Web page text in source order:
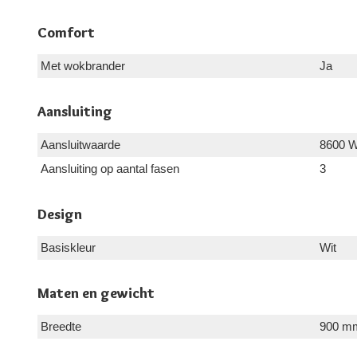
Comfort
Met wokbrander Ja
Aansluiting
Aansluitwaarde
8600
Aansluiting op aantal fasen
3
Design
Basiskleur Wit
Maten en gewicht
Breedte 900